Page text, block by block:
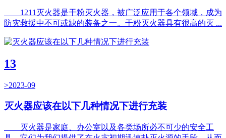
1211灭火器是干粉灭火器，被广泛应用于各个领域，成为
防灾救援中不可或缺的装备之一。干粉灭火器具有很高的灭 ...
13
>2023-09
灭火器应该在以下几种情况下进行充装
灭火器是家庭、办公室以及各类场所必不可少的安全工